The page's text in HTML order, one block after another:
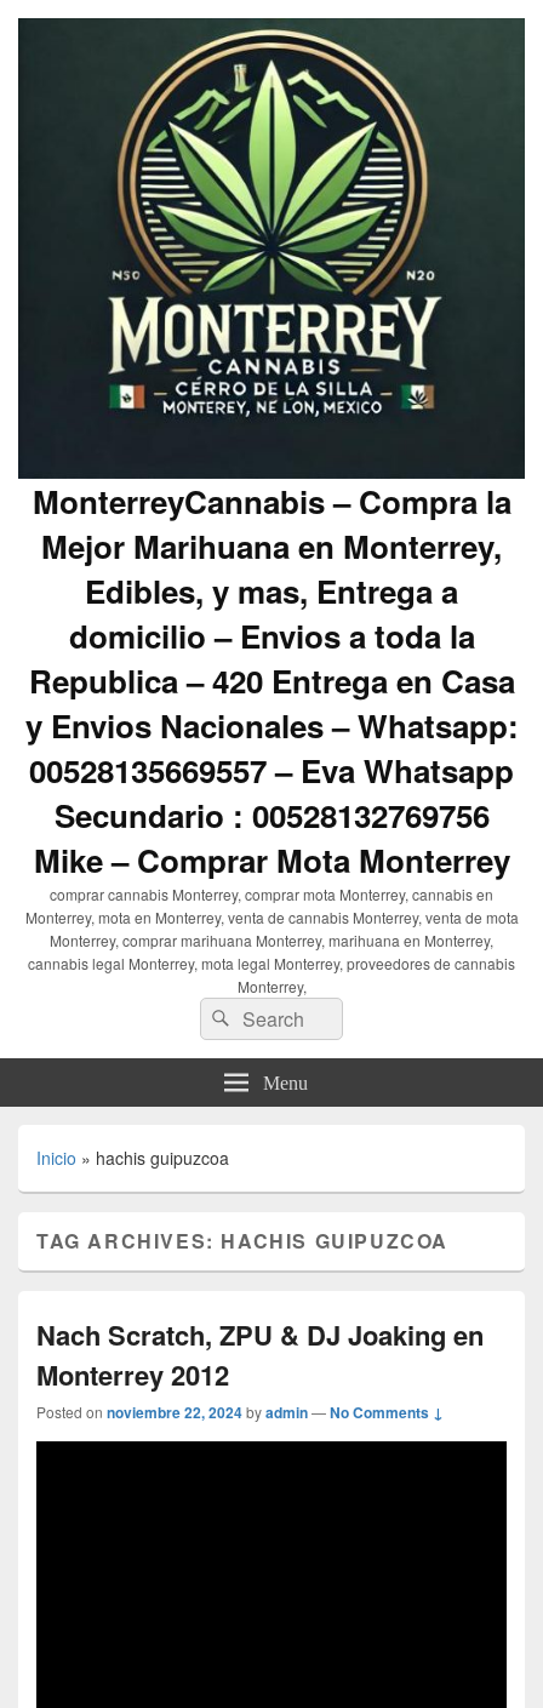
MonterreyCannabis – Compra la
Mejor Marihuana en Monterrey,
Edibles, y mas, Entrega a
domicilio – Envios a toda la
Republica – 420 Entrega en Casa
y Envios Nacionales – Whatsapp:
00528135669557 – Eva Whatsapp
Secundario : 00528132769756
Mike – Comprar Mota Monterrey
comprar cannabis Monterrey, comprar mota Monterrey, cannabis en
Monterrey, mota en Monterrey, venta de cannabis Monterrey, venta de mota
Monterrey, comprar marihuana Monterrey, marihuana en Monterrey,
cannabis legal Monterrey, mota legal Monterrey, proveedores de cannabis
Monterrey,
Search
for:
Search
Menu
Inicio » hachis guipuzcoa
TAG ARCHIVES: HACHIS GUIPUZCOA
Nach Scratch, ZPU & DJ Joaking en
Monterrey 2012
Posted on noviembre 22, 2024byadmin—No Comments ↓